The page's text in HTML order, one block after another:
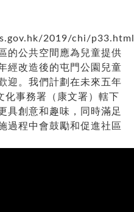
2019/chi/p33.html
的公共空間應為兒童提供
經改造後的屯門公園兒童
迎。我們計劃在未來五年
化事務署（康文署）轄下
具創意和趣味，同時滿足
過程中會鼓勵和促進社區